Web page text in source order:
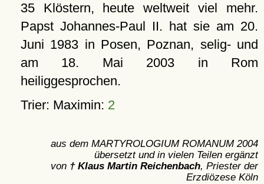
35 Klöstern, heute weltweit viel mehr.
Papst Johannes-Paul II. hat sie am 20.
Juni 1983 in Posen, Poznan, selig- und
am 18. Mai 2003 in Rom
heiliggesprochen.
Trier: Maximin: 2
aus dem MARTYROLOGIUM ROMANUM 2004
übersetzt und in vielen Teilen ergänzt
von † Klaus Martin Reichenbach, Priester der
Erzdiözese Köln